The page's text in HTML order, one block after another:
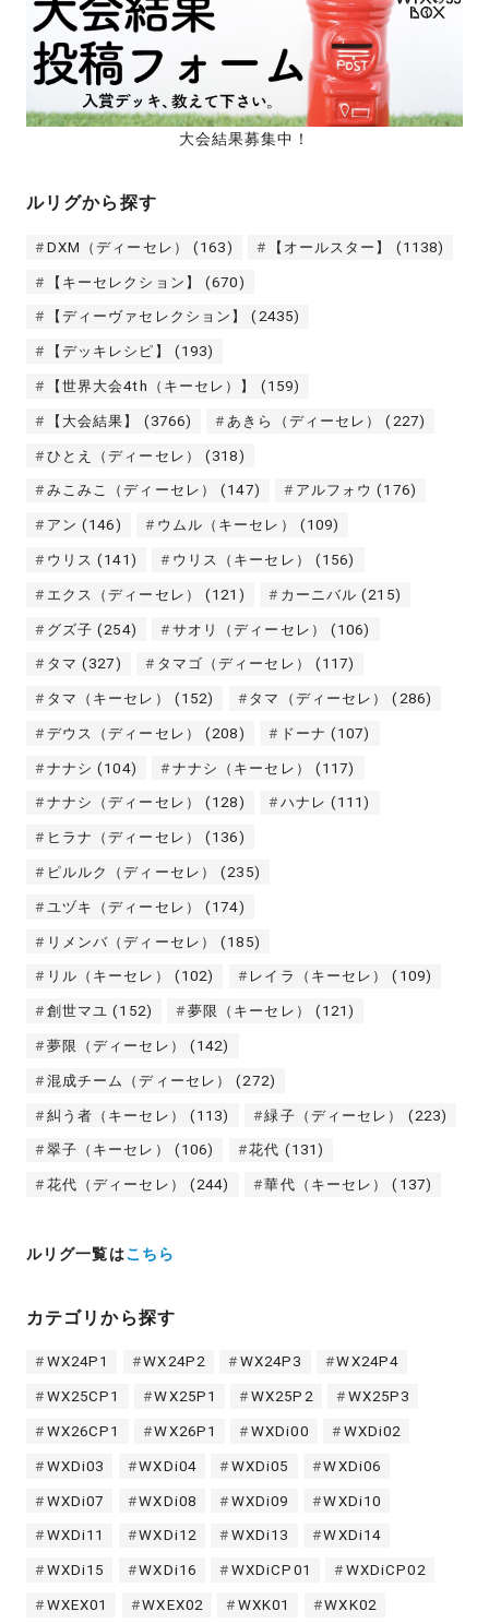
大会結果募集中！
ルリグから探す
DXM（ディーセレ） (163) 【オールスター】 (1138)
【キーセレクション】 (670)
【ディーヴァセレクション】 (2435)
【デッキレシピ】 (193)
【世界大会4th（キーセレ）】 (159)
【大会結果】 (3766) あきら（ディーセレ） (227)
ひとえ（ディーセレ） (318)
みこみこ（ディーセレ） (147) アルフォウ (176)
アン (146) ウムル（キーセレ） (109)
ウリス (141) ウリス（キーセレ） (156)
エクス（ディーセレ） (121) カーニバル (215)
グズ子 (254) サオリ（ディーセレ） (106)
タマ (327) タマゴ（ディーセレ） (117)
タマ（キーセレ） (152) タマ（ディーセレ） (286)
デウス（ディーセレ） (208) ドーナ (107)
ナナシ (104) ナナシ（キーセレ） (117)
ナナシ（ディーセレ） (128) ハナレ (111)
ヒラナ（ディーセレ） (136)
ピルルク（ディーセレ） (235)
ユヅキ（ディーセレ） (174)
リメンバ（ディーセレ） (185)
リル（キーセレ） (102) レイラ（キーセレ） (109)
創世マユ (152) 夢限（キーセレ） (121)
夢限（ディーセレ） (142)
混成チーム（ディーセレ） (272)
糾う者（キーセレ） (113) 緑子（ディーセレ） (223)
翠子（キーセレ） (106) 花代 (131)
花代（ディーセレ） (244) 華代（キーセレ） (137)
ルリグ一覧はこちら
カテゴリから探す
WX24P1 WX24P2 WX24P3 WX24P4
WX25CP1 WX25P1 WX25P2 WX25P3
WX26CP1 WX26P1 WXDi00 WXDi02
WXDi03 WXDi04 WXDi05 WXDi06
WXDi07 WXDi08 WXDi09 WXDi10
WXDi11 WXDi12 WXDi13 WXDi14
WXDi15 WXDi16 WXDiCP01 WXDiCP02
WXEX01 WXEX02 WXK01 WXK02